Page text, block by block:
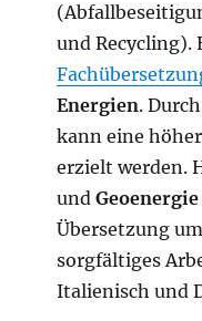
und Recycling).
Energien.
kann eine
erzielt werden.
und Geoenergie
Übersetzung
sorgfältiges
Italienisch und